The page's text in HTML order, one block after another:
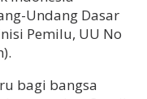
Undang Dasar
Pemilu, UU No
bagi bangsa